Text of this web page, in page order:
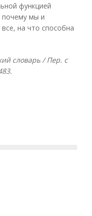
функцией
почему мы и
на что способна
словарь / Пер. с